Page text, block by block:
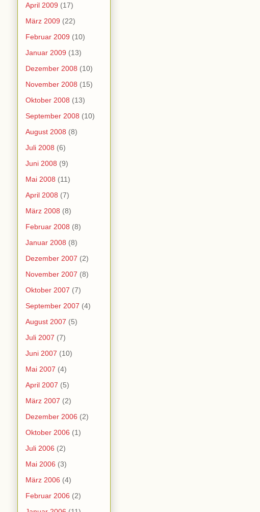
April 2009 (17)
März 2009 (22)
Februar 2009 (10)
Januar 2009 (13)
Dezember 2008 (10)
November 2008 (15)
Oktober 2008 (13)
September 2008 (10)
August 2008 (8)
Juli 2008 (6)
Juni 2008 (9)
Mai 2008 (11)
April 2008 (7)
März 2008 (8)
Februar 2008 (8)
Januar 2008 (8)
Dezember 2007 (2)
November 2007 (8)
Oktober 2007 (7)
September 2007 (4)
August 2007 (5)
Juli 2007 (7)
Juni 2007 (10)
Mai 2007 (4)
April 2007 (5)
März 2007 (2)
Dezember 2006 (2)
Oktober 2006 (1)
Juli 2006 (2)
Mai 2006 (3)
März 2006 (4)
Februar 2006 (2)